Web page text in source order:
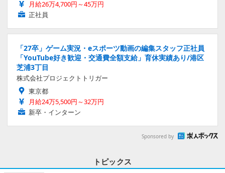
月給26万4,700円～45万円
正社員
「27卒」ゲーム実況・eスポーツ動画の編集スタッフ正社員
「YouTube好き歓迎・交通費全額支給」育休実績あり/港区
芝浦3丁目
株式会社プロジェクトトリガー
東京都
月給24万5,500円～32万円
新卒・インターン
Sponsored by
トピックス